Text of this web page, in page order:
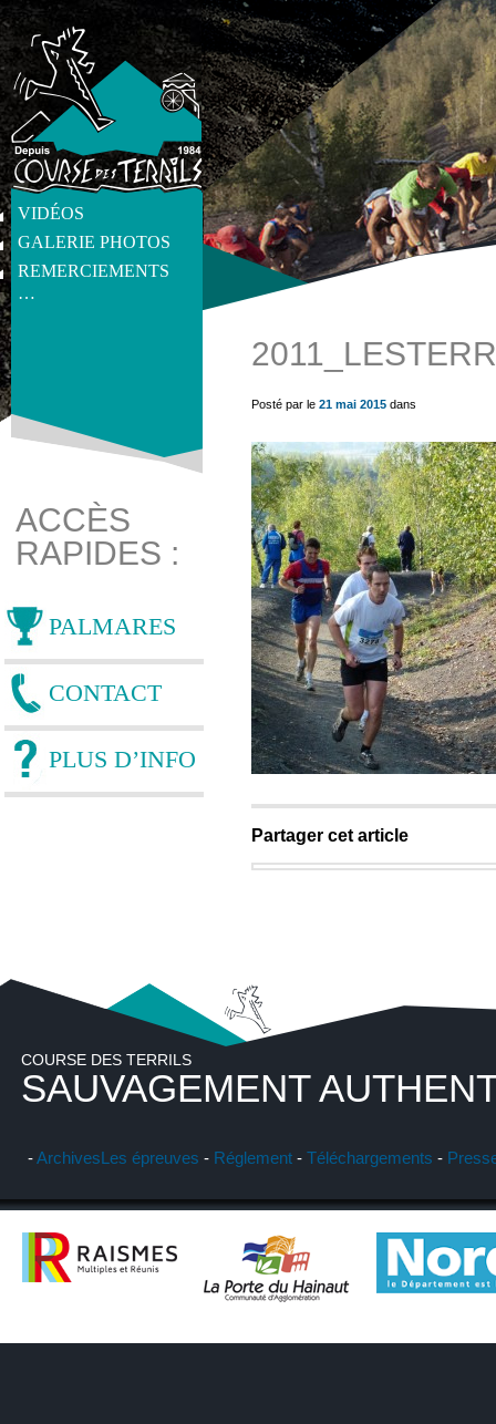
VIDÉOS
GALERIE PHOTOS
REMERCIEMENTS
…
get_post_meta(get_the_ID(), 'thumb', true) ?>
ACCÈS
RAPIDES :
PALMARES
CONTACT
PLUS D’INFO
Posté par le 21 mai 2015 dans
Partager cet article
COURSE DES TERRILS
SAUVAGEMENT
-ArchivesLes épreuves - Réglement - Téléchargements -